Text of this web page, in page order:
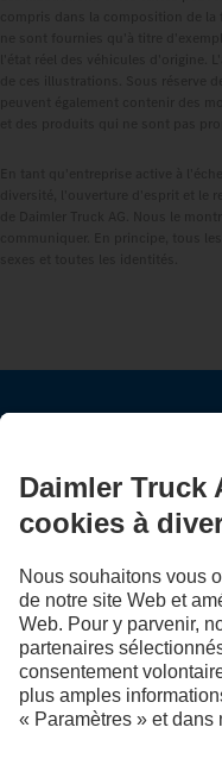
RESTEZ EN CONTACT.
numériques.
LANGUAGE
EN
FR